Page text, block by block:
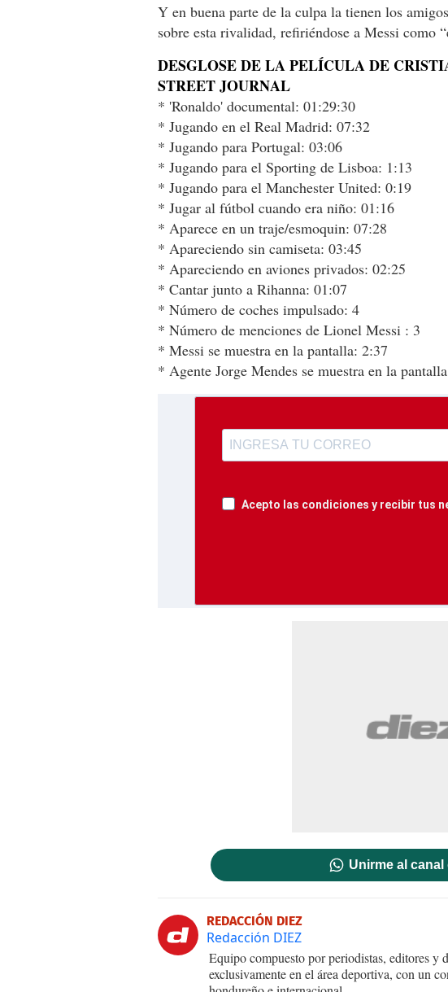
Y en buena parte de la culpa la tienen los
sobre esta rivalidad, refiriéndose a Messi como
DESGLOSE DE LA PELÍCULA DE
STREET JOURNAL
* 'Ronaldo' documental: 01:29:30
* Jugando en el Real Madrid: 07:32
* Jugando para Portugal: 03:06
* Jugando para el Sporting de Lisboa: 1:13
* Jugando para el Manchester United: 0:19
* Jugar al fútbol cuando era niño: 01:16
* Aparece en un traje/esmoquin: 07:28
* Apareciendo sin camiseta: 03:45
* Apareciendo en aviones privados: 02:25
* Cantar junto a Rihanna: 01:07
* Número de coches impulsado: 4
* Número de menciones de Lionel Messi : 3
* Messi se muestra en la pantalla: 2:37
* Agente Jorge Mendes se muestra en la
Acepto las condiciones y recibir tus
Unirme al
REDACCIÓN DIEZ
Redacción DIEZ
Equipo compuesto por periodistas, editores y
exclusivamente en el área deportiva, con un